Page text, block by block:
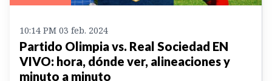
10:14 PM 03 feb. 2024
Partido Olimpia vs. Real Sociedad EN
VIVO: hora, dónde ver, alineaciones y
minuto a minuto